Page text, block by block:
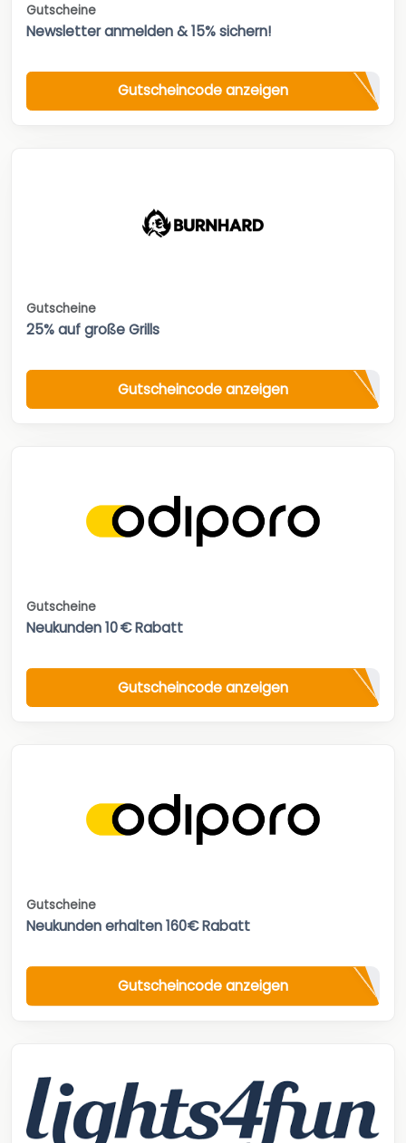
Gutscheine
Newsletter anmelden & 15% sichern!
Gutscheincode anzeigen
Gutscheine
25% auf große Grills
Gutscheincode anzeigen
Gutscheine
Neukunden 10 € Rabatt
Gutscheincode anzeigen
Gutscheine
Neukunden erhalten 160€ Rabatt
Gutscheincode anzeigen